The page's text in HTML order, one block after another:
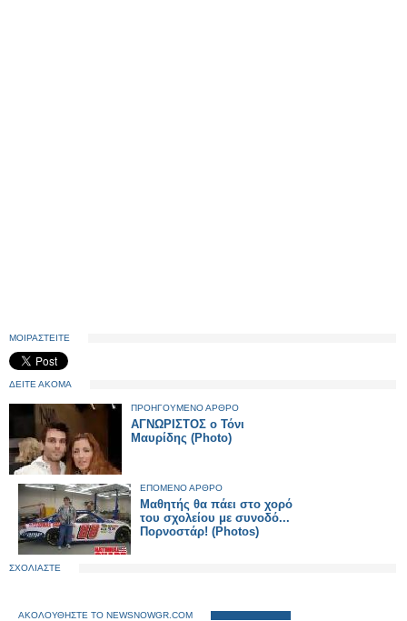
ΜΟΙΡΑΣΤΕΙΤΕ
ΔΕΙΤΕ ΑΚΟΜΑ
ΠΡΟΗΓΟΥΜΕΝΟ ΑΡΘΡΟ
ΑΓΝΩΡΙΣΤΟΣ ο Τόνι
Μαυρίδης (Photo)
ΕΠΟΜΕΝΟ ΑΡΘΡΟ
Μαθητής θα πάει στο χορό
του σχολείου με συνοδό...
Πορνοστάρ! (Photos)
ΣΧΟΛΙΑΣΤΕ
ΑΚΟΛΟΥΘΗΣΤΕ ΤΟ NEWSNOWGR.COM